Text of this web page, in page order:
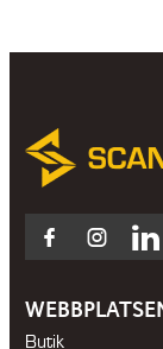
Facebook
Butik